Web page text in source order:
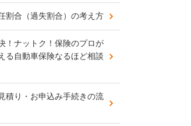
割合（過失割合）の考え方
！ナットク！保険のプロが
る自動車保険なるほど相談
積り・お申込み手続きの流